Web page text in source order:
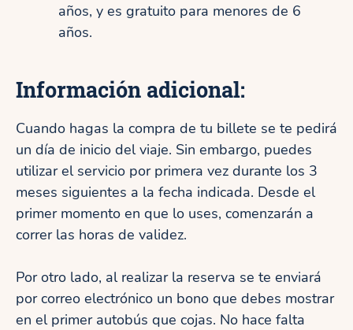
años, y es gratuito para menores de 6
años.
Información adicional:
Cuando hagas la compra de tu billete se te pedirá
un día de inicio del viaje. Sin embargo, puedes
utilizar el servicio por primera vez durante los 3
meses siguientes a la fecha indicada. Desde el
primer momento en que lo uses, comenzarán a
correr las horas de validez.
Por otro lado, al realizar la reserva se te enviará
por correo electrónico un bono que debes mostrar
en el primer autobús que cojas. No hace falta